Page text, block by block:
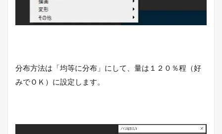
分布方法は「均等に分布」にして、量は１２０％程（好
みでＯＫ）に設定します。